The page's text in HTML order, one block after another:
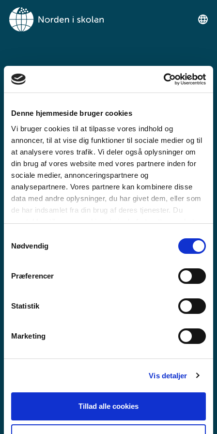
Denne hjemmeside bruger cookies
Vi bruger cookies til at tilpasse vores indhold og
annoncer, til at vise dig funktioner til sociale medier og til
at analysere vores trafik. Vi deler også oplysninger om
din brug af vores website med vores partnere inden for
sociale medier, annonceringspartnere og
analysepartnere. Vores partnere kan kombinere disse
data med andre oplysninger, du har givet dem, eller som
de har indsamlet fra din brug af deres tjenester. Du
samtykker til vores cookies, hvis du fortsætter med at
Nødvendig
Præferencer
Statistik
Marketing
Vis detaljer
Tillad alle cookies
NORDEN I
SKOLENIMUT
Tunngaviusumik atuarfimmut
ilinniarnertuunngorniarfimmullu
atuartitsinermi iserasuaat
akeqanngitsoq.
MEEQQAT ATUARFIAT